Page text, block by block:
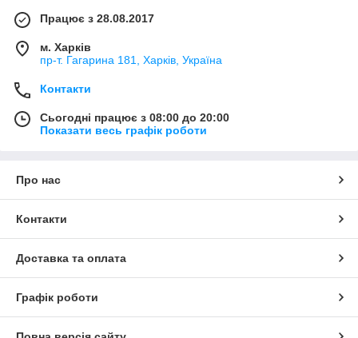
Працює з 28.08.2017
м. Харків
пр-т. Гагарина 181, Харків, Україна
Контакти
Сьогодні працює з 08:00 до 20:00
Показати весь графік роботи
Про нас
Контакти
Доставка та оплата
Графік роботи